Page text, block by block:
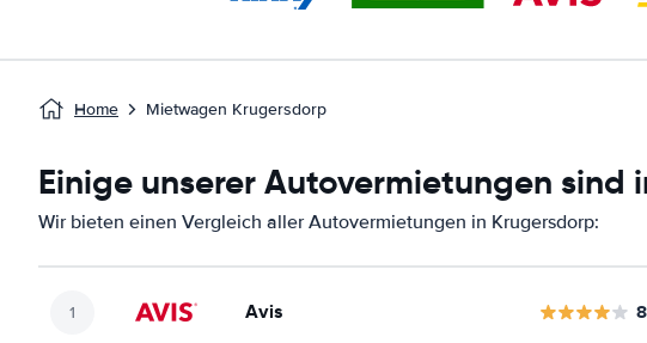
Home Mietwagen Krugersdorp
Einige unserer Autovermietungen
Wir bieten einen Vergleich aller Autovermietungen in Krugersdorp:
Avis